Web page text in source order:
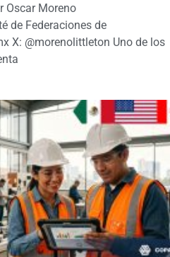
Oscar Moreno
de Federaciones de
X: @morenolittleton Uno de los